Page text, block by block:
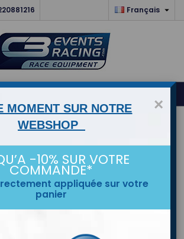
Français 
0
×
MOMENT SUR NOTRE
WEBSHOP
-10% SUR VOTRE
COMMANDE*
appliquée sur votre
panier